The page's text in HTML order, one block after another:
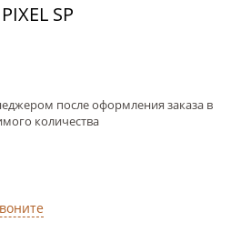
SP
после оформления заказа в
количества